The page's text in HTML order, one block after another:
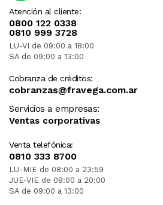
Atención al cliente:
0800 122 0338
0810 999 3728
LU-VI de 09:00 a 18:00
SA de 09:00 a 13:00
Cobranza de créditos:
cobranzas@fravega.com.ar
Servicios a empresas:
Ventas corporativas
Venta telefónica:
0810 333 8700
LU-MIE de 08:00 a 23:59
JUE-VIE de 08:00 a 20:00
SA de 09:00 a 13:00